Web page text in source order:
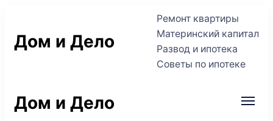
Дом и Дело
Практичные советы по жилью и сделкам
Ремонт квартиры
Материнский капитал
Развод и ипотека
Советы по ипотеке
Дом и Дело